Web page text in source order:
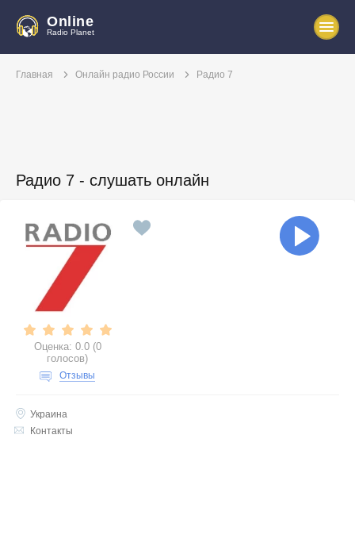
Online
Radio Planet
Главная Онлайн радио России Радио 7
Радио 7 - слушать онлайн
Оценка: 0.0 (0
голосов)
Отзывы
Украина
Контакты